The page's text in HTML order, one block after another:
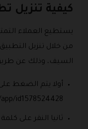
كيفية تنزيل
يستطيع العملاء
من خلال تنزيل
السيف، وذلك عن
أولا يتم الضغط
id1578524428.
ثانيا النقر على